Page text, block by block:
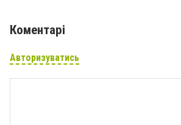
Коментарі
Авторизуватись